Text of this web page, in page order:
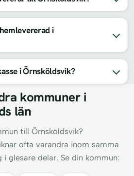
i
i Örnsköldsvik?
kommuner i
län
till Örnsköldsvik?
ofta varandra inom samma
i glesare delar. Se din kommun: